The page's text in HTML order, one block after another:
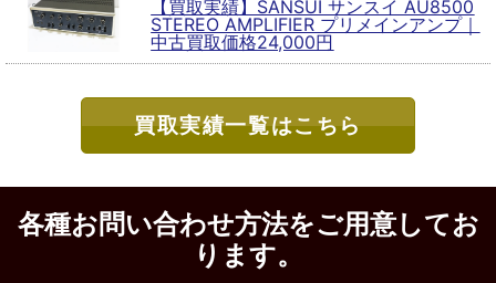
【買取実績】SANSUI サンスイ AU8500
STEREO AMPLIFIER プリメインアンプ｜
中古買取価格24,000円
買取実績一覧はこちら
各種お問い合わせ方法をご用意してお
ります。